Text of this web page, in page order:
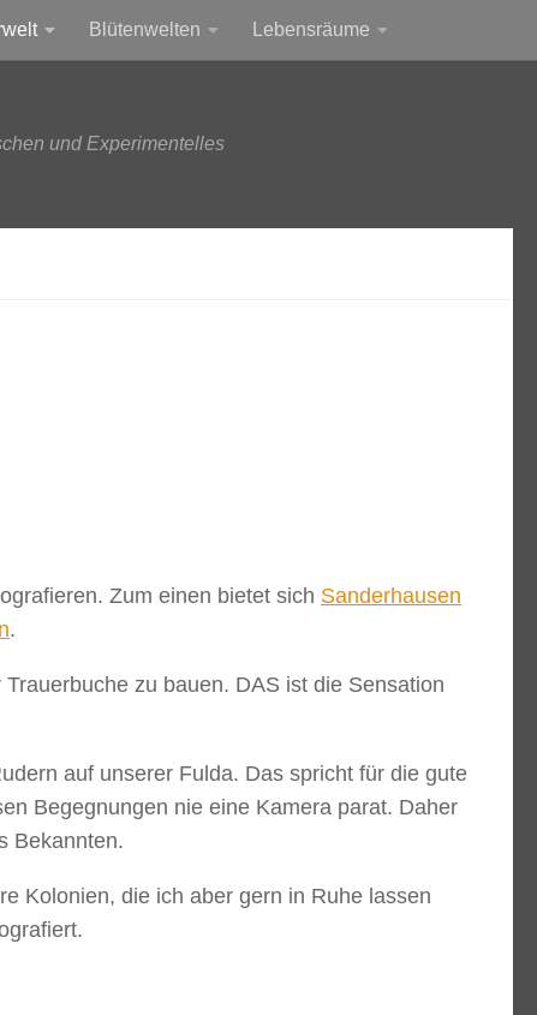
Blütenwelten Lebensräume
und Experimentelles
Zum einen bietet sich Sanderhausen
.
Trauerbuche zu bauen. DAS ist die Sensation
auf unserer Fulda. Das spricht für die gute
Begegnungen nie eine Kamera parat. Daher
Bekannten.
Kolonien, die ich aber gern in Ruhe lassen